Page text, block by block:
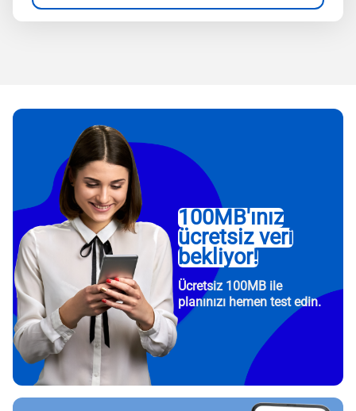
100MB'ınız
ücretsiz veri
bekliyor!
Ücretsiz 100MB ile
planınızı hemen test edin.